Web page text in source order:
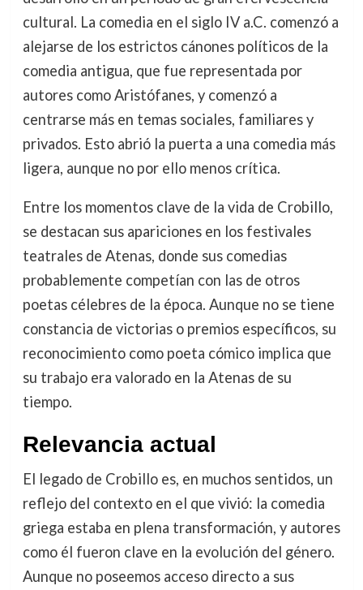
cultural. La comedia en el siglo IV a.C. comenzó a
alejarse de los estrictos cánones políticos de la
comedia antigua, que fue representada por
autores como Aristófanes, y comenzó a
centrarse más en temas sociales, familiares y
privados. Esto abrió la puerta a una comedia más
ligera, aunque no por ello menos crítica.
Entre los momentos clave de la vida de Crobillo,
se destacan sus apariciones en los festivales
teatrales de Atenas, donde sus comedias
probablemente competían con las de otros
poetas célebres de la época. Aunque no se tiene
constancia de victorias o premios específicos, su
reconocimiento como poeta cómico implica que
su trabajo era valorado en la Atenas de su
tiempo.
Relevancia actual
El legado de Crobillo es, en muchos sentidos, un
reflejo del contexto en el que vivió: la comedia
griega estaba en plena transformación, y autores
como él fueron clave en la evolución del género.
Aunque no poseemos acceso directo a sus